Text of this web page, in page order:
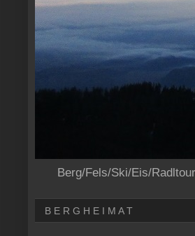
Berg/Fels/Ski/Eis/
B E R G H E I M A T